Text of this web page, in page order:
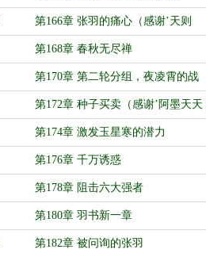
第166章 张羽的痛心（感谢’天则
律’打赏白银盟主 ）
第168章 春秋无尽禅
第170章 第二轮分组，夜凌霄的战
意
第172章 种子买卖（感谢’阿墨天天
摸鱼’打赏盟主）
第174章 激发玉星寒的潜力
第176章 千万诱惑
第178章 阻击六大强者
第180章 羽书新一章
第182章 被问询的张羽